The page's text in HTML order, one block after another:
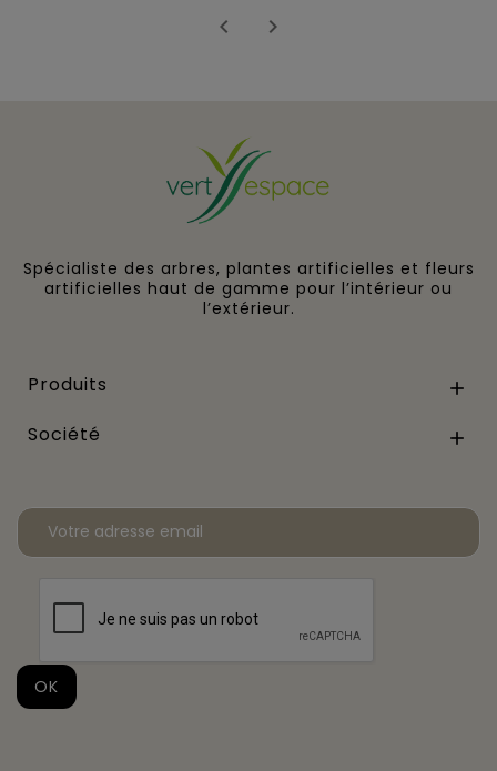
 
Spécialiste des arbres, plantes artificielles et fleurs
artificielles haut de gamme pour l’intérieur ou
l’extérieur.
Produits 
Société 